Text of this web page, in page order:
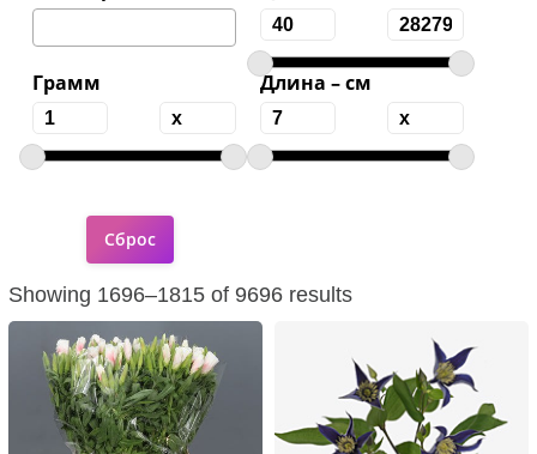
Грамм Длина – см
Showing 1696–1815 of 9696 results